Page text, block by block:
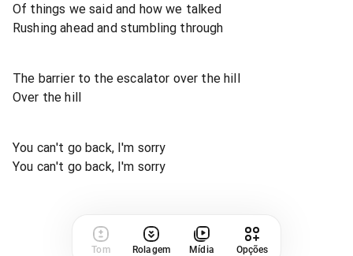
Of things we said and how we talked
Rushing ahead and stumbling through
The barrier to the escalator over the hill
Over the hill
You can't go back, I'm sorry
You can't go back, I'm sorry
Tom Rolagem Mídia Opções